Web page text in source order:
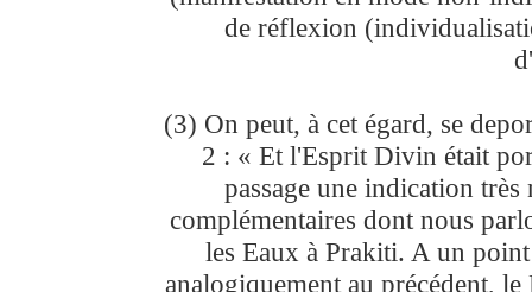
de réflexion
(3) On peut, à cet égard, se
2 : « Et l'Esprit Divin était
passage une indication
complémentaires dont nous
les Eaux à Prakiti. A un
analogiquement au précédent,